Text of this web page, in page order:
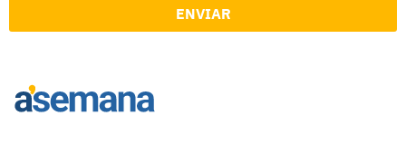
ENVIAR